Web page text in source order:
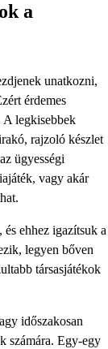
a
unatkozni,
érdemes
A legkisebbek
rajzoló készlet
ügyességi
vagy akár
ehhez igazítsuk a
legyen bőven
társasjátékok
időszakosan
számára. Egy-egy